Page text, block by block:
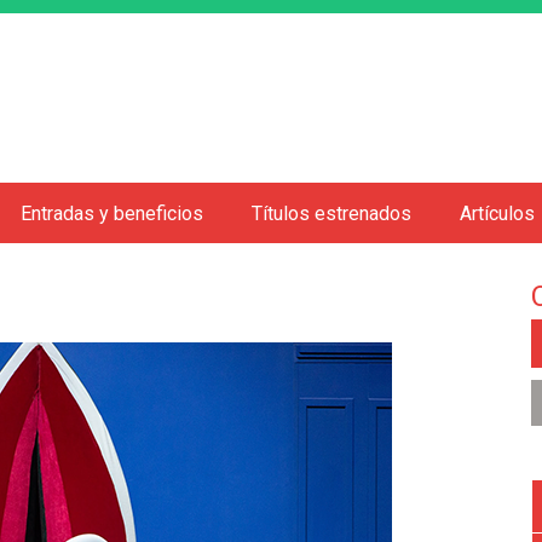
Entradas y beneficios Títulos estrenados Artículos